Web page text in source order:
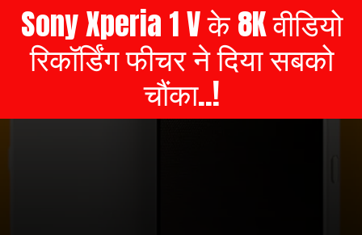
Sony Xperia 1 V के 8K वीडियो
रिकॉर्डिंग फीचर ने दिया सबको
चौंका..!